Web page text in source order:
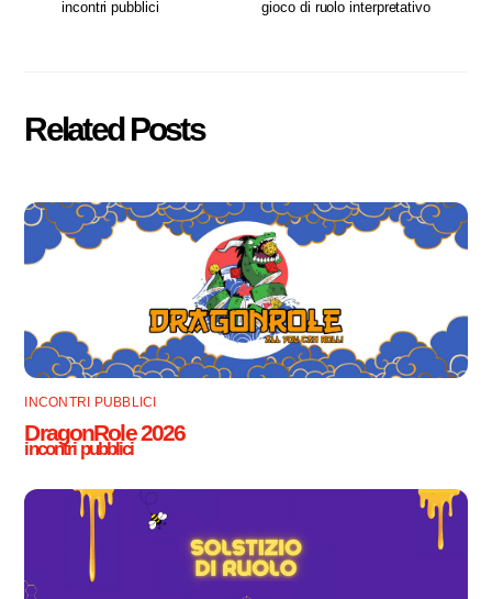
incontri pubblici gioco di ruolo interpretativo
Related Posts
INCONTRI PUBBLICI
DragonRole 2026
incontri pubblici